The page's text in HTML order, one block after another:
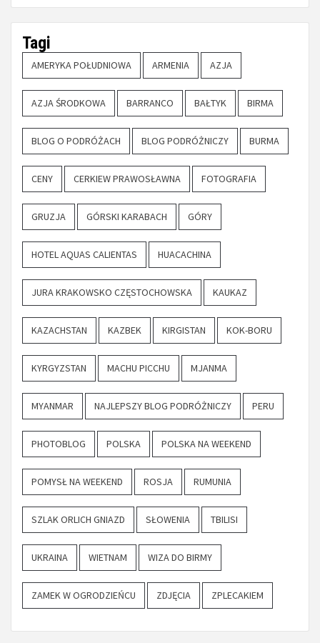
Tagi
AMERYKA POŁUDNIOWA ARMENIA AZJA
AZJA ŚRODKOWA BARRANCO BAŁTYK BIRMA
BLOG O PODRÓŻACH BLOG PODRÓŻNICZY BURMA
CENY CERKIEW PRAWOSŁAWNA FOTOGRAFIA
GRUZJA GÓRSKI KARABACH GÓRY
HOTEL AQUAS CALIENTAS HUACACHINA
JURA KRAKOWSKO CZĘSTOCHOWSKA KAUKAZ
KAZACHSTAN KAZBEK KIRGISTAN KOK-BORU
KYRGYZSTAN MACHU PICCHU MJANMA
MYANMAR NAJLEPSZY BLOG PODRÓŻNICZY PERU
PHOTOBLOG POLSKA POLSKA NA WEEKEND
POMYSŁ NA WEEKEND ROSJA RUMUNIA
SZLAK ORLICH GNIAZD SŁOWENIA TBILISI
UKRAINA WIETNAM WIZA DO BIRMY
ZAMEK W OGRODZIEŃCU ZDJĘCIA ZPLECAKIEM